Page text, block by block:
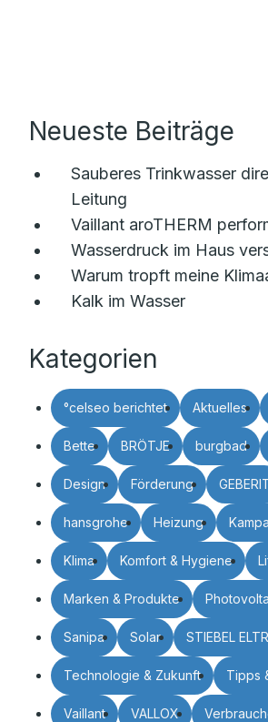
Neueste Beiträge
Sauberes Trinkwasser
Leitung
Vaillant aroTHERM
Wasserdruck im Haus
Warum tropft meine
Kalk im Wasser
Kategorien
°celseo berichtet Aktuelles
Bette BRÖTJE burgbad
Design Förderung
hansgrohe Heizung
Klima Komfort & Hygiene
Marken & Produkte
Sanipa Solar STIEBEL
Technologie & Zukunft Tipps
Vaillant VALLOX